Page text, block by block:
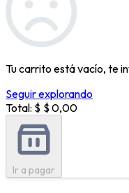
Tu carrito está vacío, te
Seguir explorando
Total: $ $ 0,00
Ir a pagar